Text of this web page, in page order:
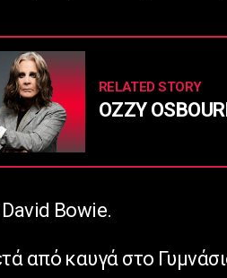
RELATED STORY
OZZY
Bowie.
από καυγά στο